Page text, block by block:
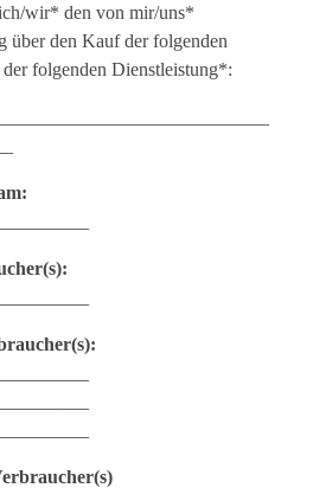
wir* den von mir/uns*
über den Kauf der folgenden
folgenden Dienstleistung*: